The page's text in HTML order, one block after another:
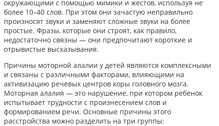
окружающими с помощью мимики и жестов, используя не
более 10–40 слов. При этом они зачастую неправильно
произносят звуки и заменяют сложные звуки на более
простые. Фразы, которые они строят, как правило,
недостаточно связны — они предпочитают короткие и
отрывистые высказывания.
Причины моторной алалии у детей являются комплексными
и связаны с различными факторами, влияющими на
активизацию речевых центров коры головного мозга.
Моторная алалия — это нарушение, при котором ребёнок
испытывает трудности с произнесением слов и
формированием речи. Основные причины этого
расстройства можно разделить на три группы: